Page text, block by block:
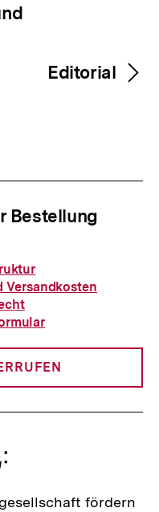
Editorial
Bestellung
Versandkosten
fördern